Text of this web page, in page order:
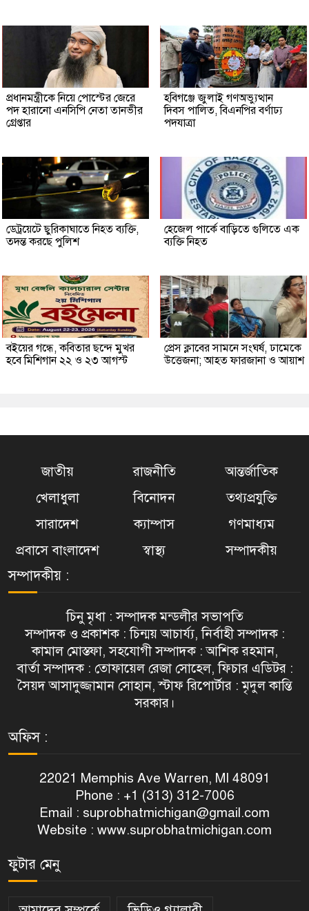
প্রধানমন্ত্রীকে নিয়ে পোস্টের জেরে
পদ হারানো এনসিপি নেতা তানভীর
গ্রেপ্তার
হবিগঞ্জে জুলাই গণঅভ্যুত্থান
দিবস পালিত, বিএনপির বর্ণাঢ্য
পদযাত্রা
ডেট্রয়েটে ছুরিকাঘাতে নিহত ব্যক্তি,
তদন্ত করছে পুলিশ
হেজেল পার্কে বাড়িতে গুলিতে এক
ব্যক্তি নিহত
বইয়ের গন্ধে, কবিতার ছন্দে মুখর
হবে মিশিগান ২২ ও ২৩ আগস্ট
প্রেস ক্লাবের সামনে সংঘর্ষ, ঢামেকে
উত্তেজনা; আহত ফারজানা ও আয়াশ
জাতীয় রাজনীতি
আন্তর্জাতিক
খেলাধুলা
বিনোদন
তথ্যপ্রযুক্তি
সারাদেশ
ক্যাম্পাস
গণমাধ্যম
প্রবাসে বাংলাদেশ
স্বাস্থ্য সম্পাদকীয়
সম্পাদকীয় :
চিনু মৃধা : সম্পাদক মন্ডলীর সভাপতি
সম্পাদক ও প্রকাশক : চিন্ময় আচার্য্য, নির্বাহী সম্পাদক :
কামাল মোস্তফা, সহযোগী সম্পাদক : আশিক রহমান,
বার্তা সম্পাদক : তোফায়েল রেজা সোহেল, ফিচার এডিটর :
সৈয়দ আসাদুজ্জামান সোহান, স্টাফ রিপোর্টার : মৃদুল কান্তি
সরকার।
অফিস :
22021 Memphis Ave Warren, MI 48091
Phone : +1 (313) 312-7006
Email : suprobhatmichigan@gmail.com
Website : www.suprobhatmichigan.com
ফুটার মেনু